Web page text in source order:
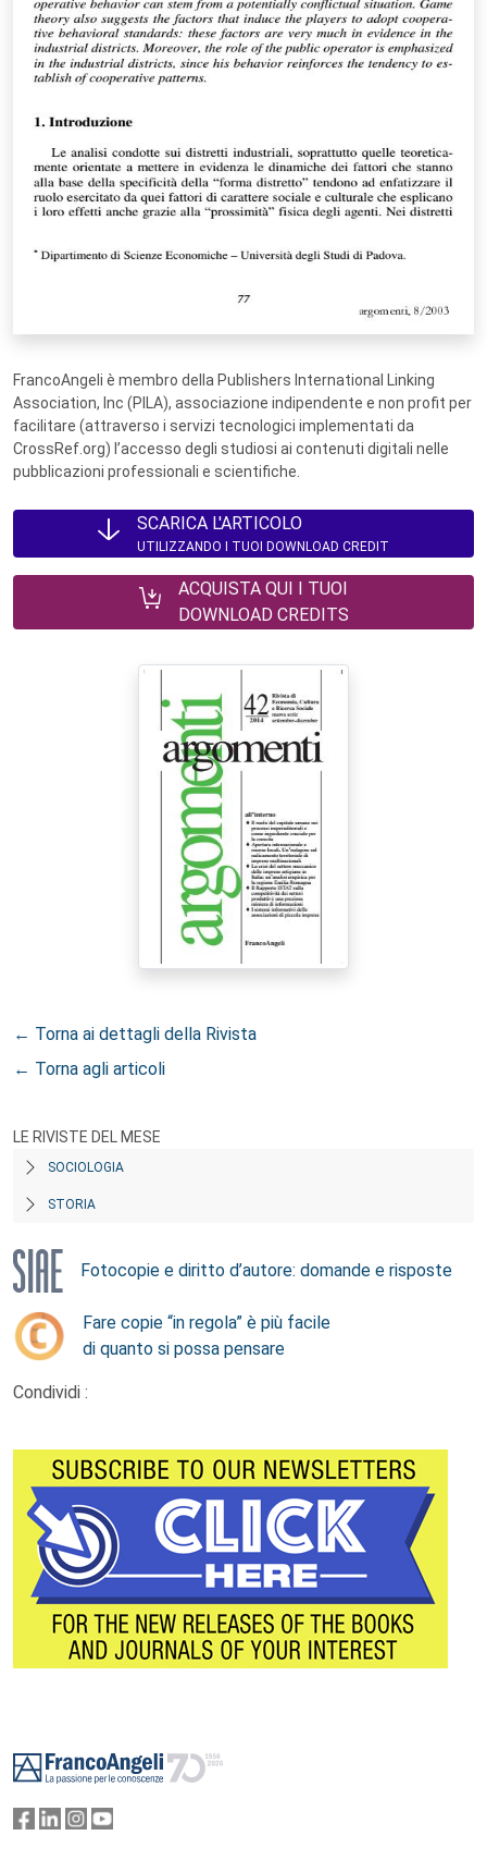
FrancoAngeli è membro della Publishers International Linking
Association, Inc (PILA), associazione indipendente e non profit per
facilitare (attraverso i servizi tecnologici implementati da
CrossRef.org) l’accesso degli studiosi ai contenuti digitali nelle
pubblicazioni professionali e scientifiche.
SCARICA L'ARTICOLO
UTILIZZANDO I TUOI DOWNLOAD CREDIT
ACQUISTA QUI I TUOI
DOWNLOAD CREDITS
← Torna ai dettagli della Rivista
← Torna agli articoli
LE RIVISTE DEL MESE
SOCIOLOGIA
STORIA
Fotocopie e diritto d’autore: domande e risposte
Fare copie “in regola” è più facile
di quanto si possa pensare
Condividi :